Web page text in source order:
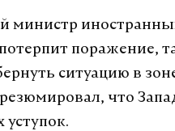
министр
поражение,
ситуацию в
что